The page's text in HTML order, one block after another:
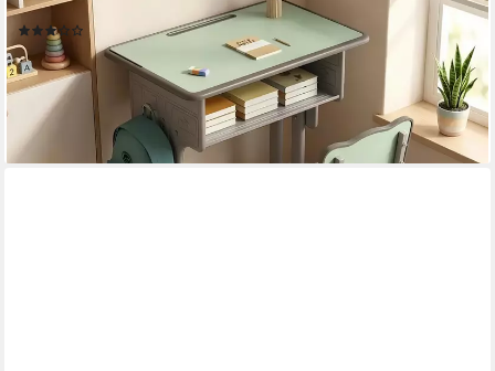
Schulmöbel für Kinder ab 3 Jahren
(3)
75,99 € UVP129,99 €
-42%
lieferbar - in 5-6 Werktagen bei dir